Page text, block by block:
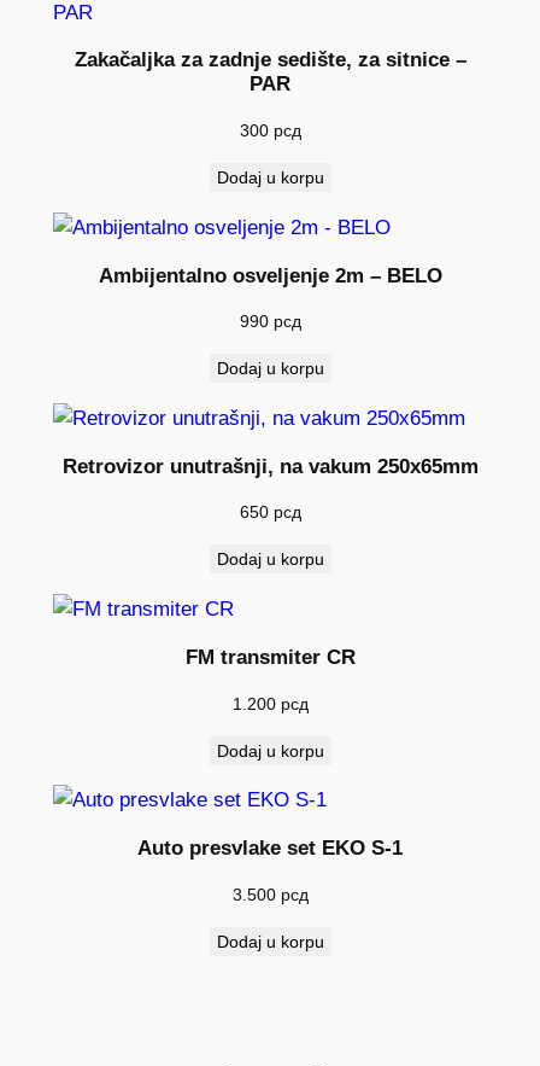
P
l
Zakačaljka za zadnje sedište, za sitnice –
PAR
300 рсд
Dodaj u korpu
Ambijentalno osveljenje 2m – BELO
990 рсд
Dodaj u korpu
Retrovizor unutrašnji, na vakum 250x65mm
650 рсд
Dodaj u korpu
FM transmiter CR
1.200 рсд
Dodaj u korpu
Auto presvlake set EKO S-1
3.500 рсд
Dodaj u korpu